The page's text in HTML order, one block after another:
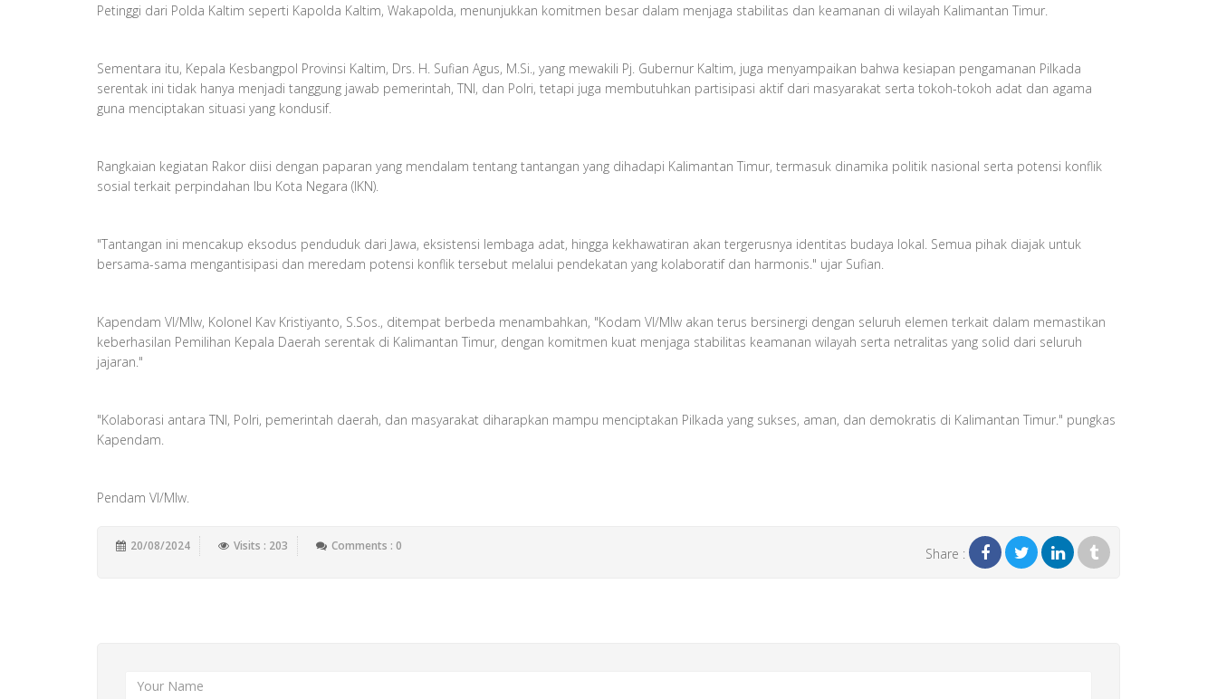
Petinggi dari Polda Kaltim seperti Kapolda Kaltim, Wakapolda, menunjukkan komitmen besar dalam menjaga stabilitas dan keamanan di wilayah Kalimantan Timur.
Sementara itu, Kepala Kesbangpol Provinsi Kaltim, Drs. H. Sufian Agus, M.Si., yang mewakili Pj. Gubernur Kaltim, juga menyampaikan bahwa kesiapan pengamanan Pilkada
serentak ini tidak hanya menjadi tanggung jawab pemerintah, TNI, dan Polri, tetapi juga membutuhkan partisipasi aktif dari masyarakat serta tokoh-tokoh adat dan agama
guna menciptakan situasi yang kondusif.
Rangkaian kegiatan Rakor diisi dengan paparan yang mendalam tentang tantangan yang dihadapi Kalimantan Timur, termasuk dinamika politik nasional serta potensi konflik
sosial terkait perpindahan Ibu Kota Negara (IKN).
"Tantangan ini mencakup eksodus penduduk dari Jawa, eksistensi lembaga adat, hingga kekhawatiran akan tergerusnya identitas budaya lokal. Semua pihak diajak untuk
bersama-sama mengantisipasi dan meredam potensi konflik tersebut melalui pendekatan yang kolaboratif dan harmonis." ujar Sufian.
Kapendam VI/Mlw, Kolonel Kav Kristiyanto, S.Sos., ditempat berbeda menambahkan, "Kodam VI/Mlw akan terus bersinergi dengan seluruh elemen terkait dalam memastikan
keberhasilan Pemilihan Kepala Daerah serentak di Kalimantan Timur, dengan komitmen kuat menjaga stabilitas keamanan wilayah serta netralitas yang solid dari seluruh
jajaran."
"Kolaborasi antara TNI, Polri, pemerintah daerah, dan masyarakat diharapkan mampu menciptakan Pilkada yang sukses, aman, dan demokratis di Kalimantan Timur." pungkas
Kapendam.
Pendam VI/Mlw.
20/08/2024 Visits : 203 Comments : 0 Share :